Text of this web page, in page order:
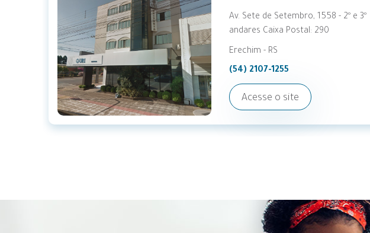
Rua Assis Brasil, 709 Caixa Postal: 184
CEP 98 400 000
Frederico Westphalen - RS
(55) 3744-9200
Acesse o site